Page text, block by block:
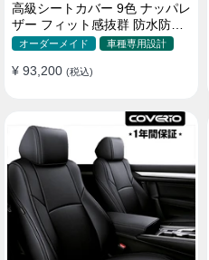
高級シートカバー 9色 ナッパレ
ザー フィット感抜群 防水防汚
オーダーメイド 全席セット
オーダーメイド 車種専用設計
¥ 93,200 (税込)